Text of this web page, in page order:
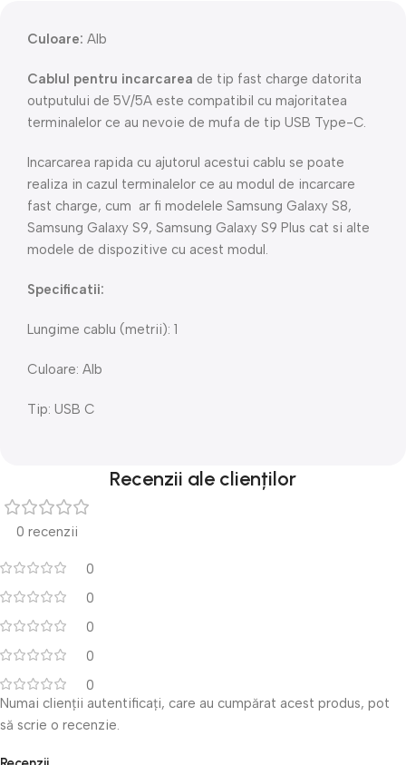
Culoare: Alb
Cablul pentru incarcarea de tip fast charge datorita
outputului de 5V/5A este compatibil cu majoritatea
terminalelor ce au nevoie de mufa de tip USB Type-C.
Incarcarea rapida cu ajutorul acestui cablu se poate
realiza in cazul terminalelor ce au modul de incarcare
fast charge, cum ar fi modelele Samsung Galaxy S8,
Samsung Galaxy S9, Samsung Galaxy S9 Plus cat si alte
modele de dispozitive cu acest modul.
Specificatii:
Lungime cablu (metrii): 1
Culoare: Alb
Tip: USB C
Recenzii ale clienților
0 recenzii
0
0
0
0
0
Numai clienții autentificați, care au cumpărat acest produs, pot
să scrie o recenzie.